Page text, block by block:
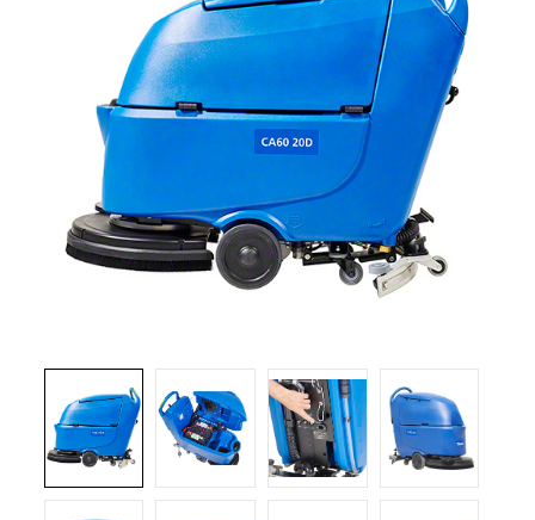
Distributrices et supports
Grattoirs, moutons et racloirs pour vitres/planchers
Guenilles et éponges
Hygiène personnelle
Microfibres et linges divers
Poubelles
Seaux, essoreuses
Vadrouilles, manches et cadres